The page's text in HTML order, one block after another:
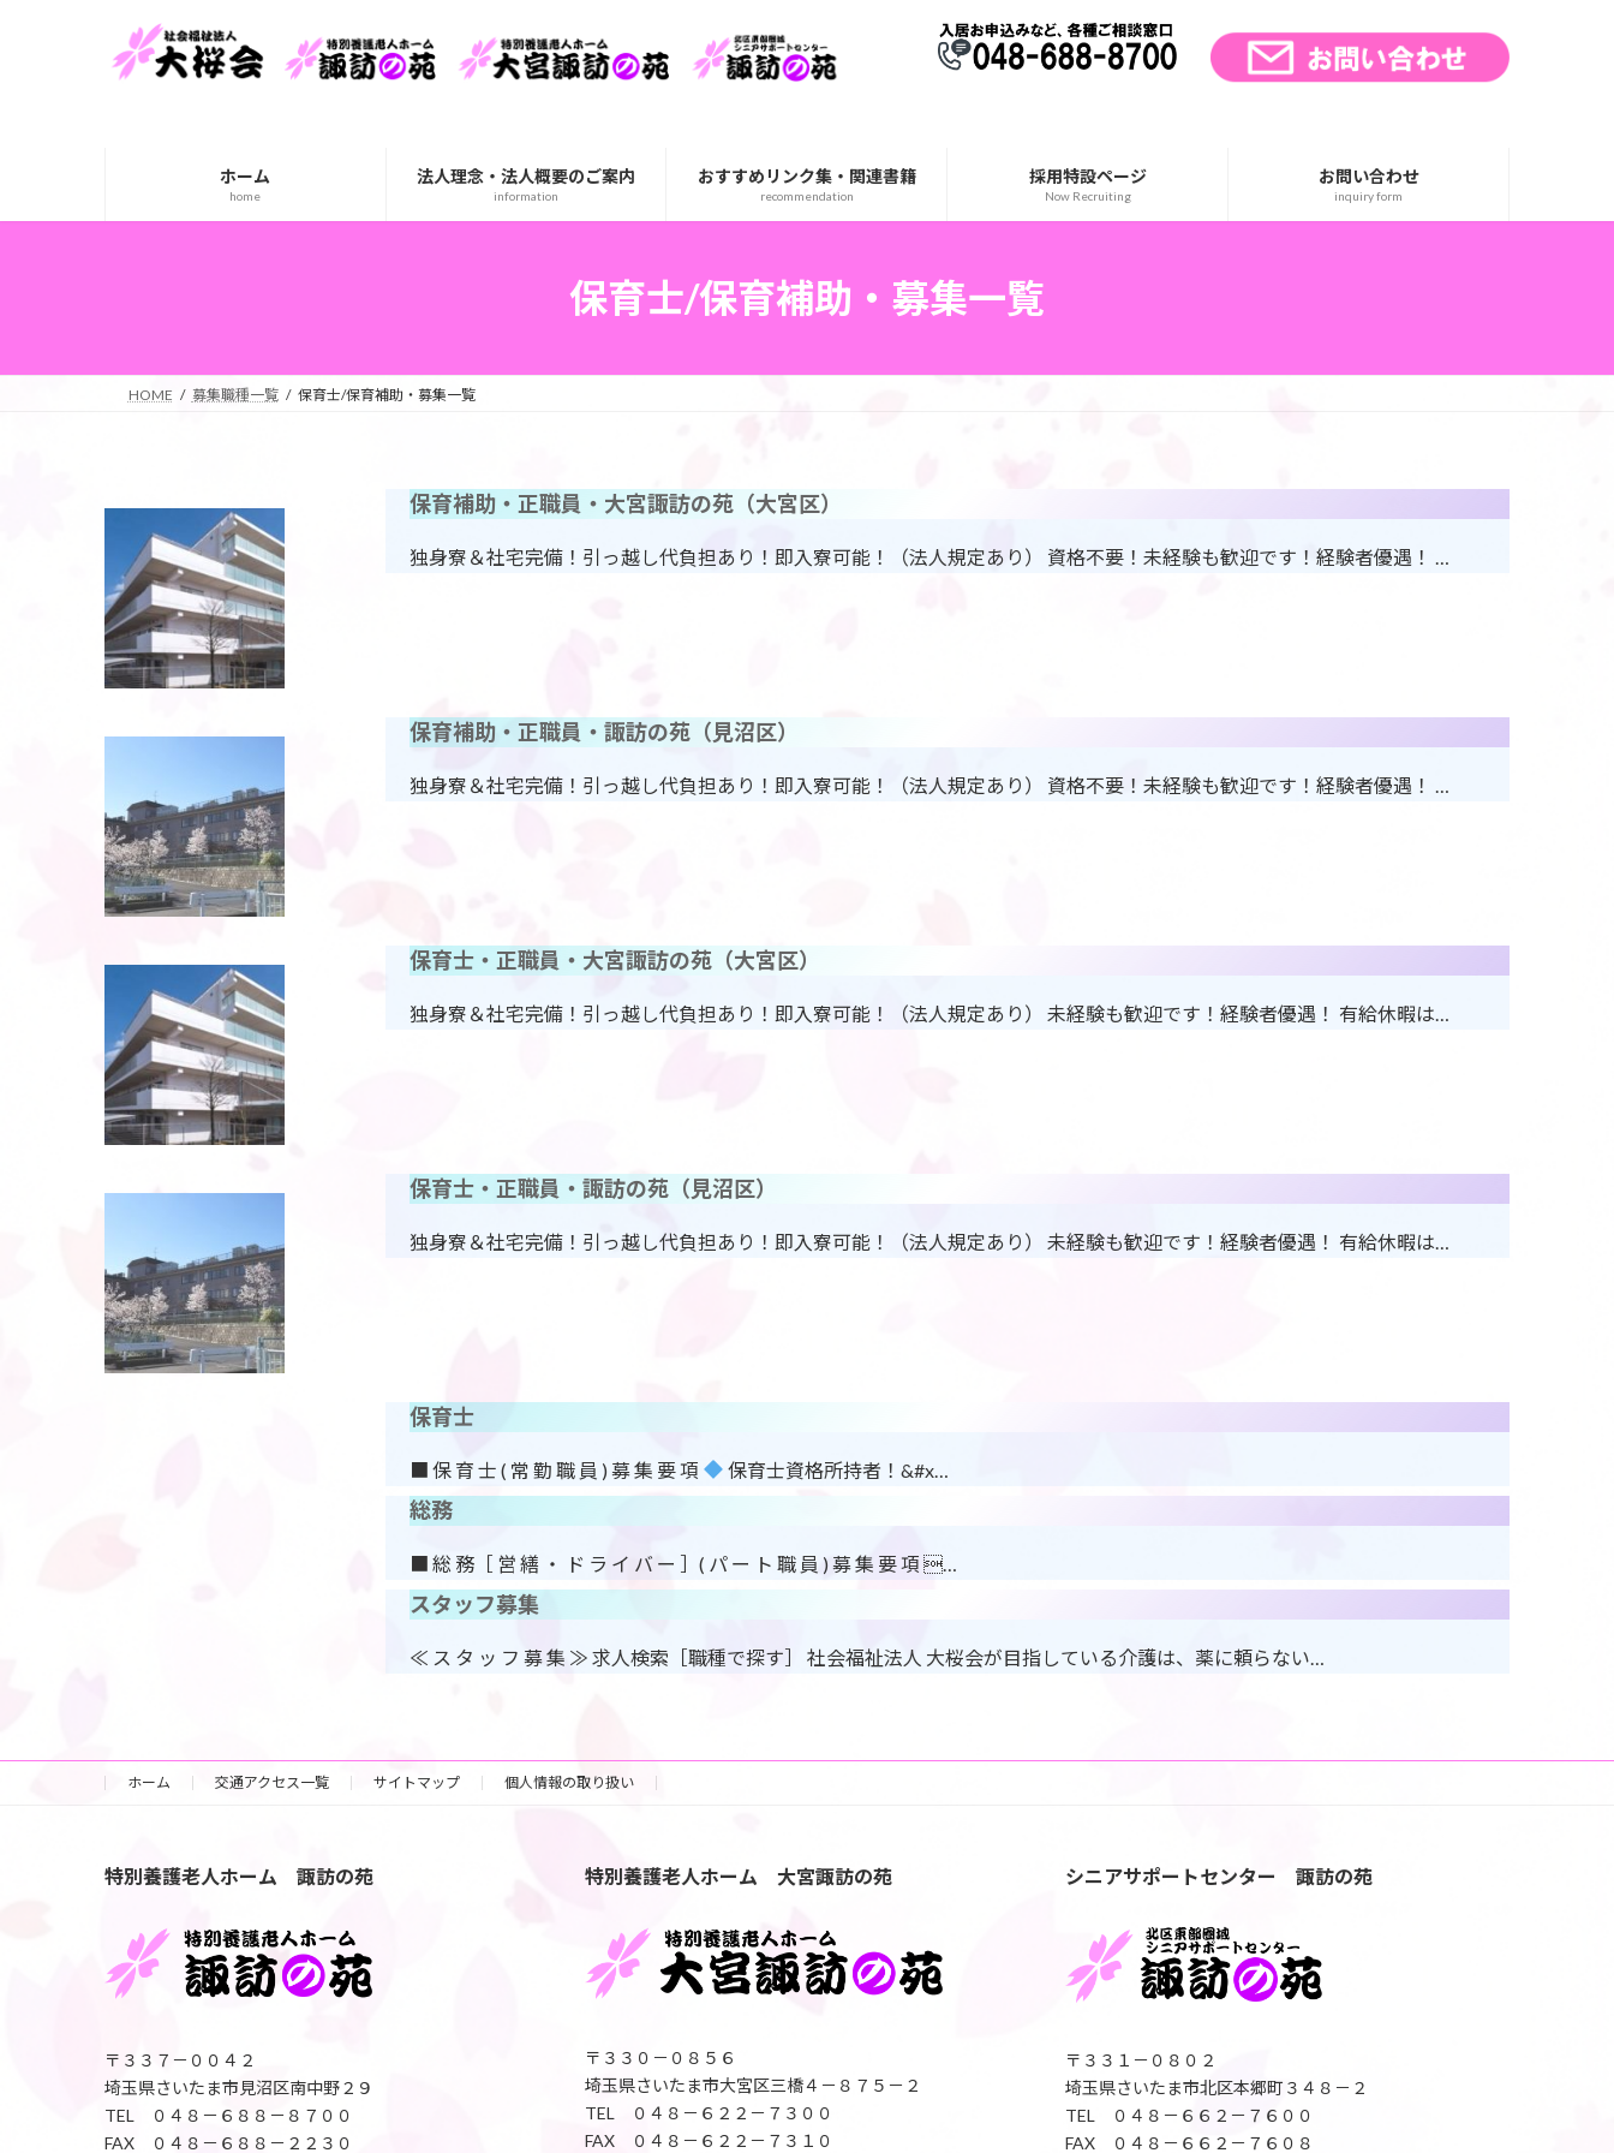
キ
に
ホーム
home
法人理念・法人概要のご案内
information
おすすめリンク集・関連書籍
recommendation
採用特設ページ
Now Recruiting
お問い合わせ
inquiry form
保育士/保育補助・募集一覧
HOME 募集職種一覧 保育士/保育補助・募集一覧
保育補助・正職員・大宮諏訪の苑（大宮区）
独身寮＆社宅完備！引っ越し代負担あり！即入寮可能！（法人規定あり） 資格不要！未経験も歓迎です！経験者優遇！ …
保育補助・正職員・諏訪の苑（見沼区）
独身寮＆社宅完備！引っ越し代負担あり！即入寮可能！（法人規定あり） 資格不要！未経験も歓迎です！経験者優遇！ …
保育士・正職員・大宮諏訪の苑（大宮区）
独身寮＆社宅完備！引っ越し代負担あり！即入寮可能！（法人規定あり） 未経験も歓迎です！経験者優遇！ 有給休暇は…
保育士・正職員・諏訪の苑（見沼区）
独身寮＆社宅完備！引っ越し代負担あり！即入寮可能！（法人規定あり） 未経験も歓迎です！経験者優遇！ 有給休暇は…
保育士
■ 保 育 士 ( 常 勤 職 員 ) 募 集 要 項 保育士資格所持者！&#x…
総務
■ 総 務［ 営 繕 ・ ド ラ イ バ ー ］( パ ー ト 職 員 ) 募 集 要 項 …
スタッフ募集
≪ ス タ ッ フ 募 集 ≫ 求人検索［職種で探す］ 社会福祉法人 大桜会が目指している介護は、薬に頼らない…
ホーム 交通アクセス一覧 サイトマップ 個人情報の取り扱い
特別養護老人ホーム 諏訪の苑
〒３３７－００４２
埼玉県さいたま市見沼区南中野２９
TEL ０４８－６８８－８７００
FAX ０４８－６８８－２２３０
特別養護老人ホーム 大宮諏訪の苑
〒３３０－０８５６
埼玉県さいたま市大宮区三橋４－８７５－２
TEL ０４８－６２２－７３００
FAX ０４８－６２２－７３１０
シニアサポートセンター 諏訪の苑
〒３３１－０８０２
埼玉県さいたま市北区本郷町３４８－２
TEL ０４８－６６２－７６００
FAX ０４８－６６２－７６０８